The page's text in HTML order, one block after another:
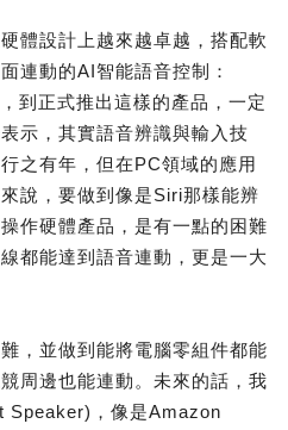
體設計上越來越卓越，搭配軟
連動的AI智能語音控制：
到正式推出這樣的產品，一定
示，其實語音辨識與輸入技
之有年，但在PC領域的應用
說，要做到像是Siri那樣能辨
作硬體產品，是有一點的困難
都能達到語音連動，更是一大
，並做到能將電腦零組件都能
周邊也能連動。未來的話，我
Speaker)，像是Amazon